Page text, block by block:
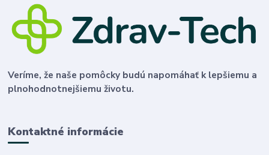
Veríme, že naše pomôcky budú napomáhať k lepšiemu a
plnohodnotnejšiemu životu.
Kontaktné informácie